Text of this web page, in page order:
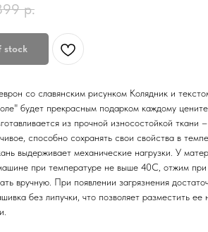
р.
stock
со славянским рисунком Колядник и
будет прекрасным подарком каждому
из прочной износостойкой ткани
способно сохранять свои свойства в
выдерживает механические нагрузки. У
при температуре не выше 40С, отжим при
вручную. При появлении загрязнения
без липучки, что позволяет разместить ее